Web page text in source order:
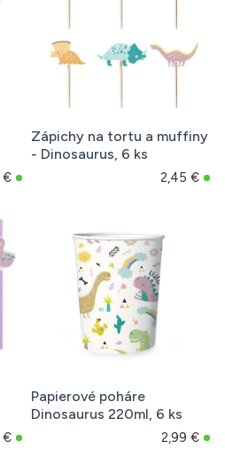
€
Zápichy na tortu a muffiny
- Dinosaurus, 6 ks
2,45 €
€
Papierové poháre
Dinosaurus 220ml, 6 ks
2,99 €